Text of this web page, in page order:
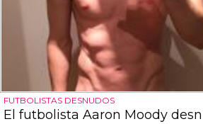
FUTBOLISTAS DESNUDOS
El futbolista Aaron Moody